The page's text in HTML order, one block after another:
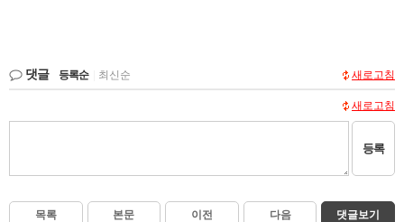
댓글 등록순 최신순 새로고침
새로고침
등록
목록 본문 이전 다음 댓글보기